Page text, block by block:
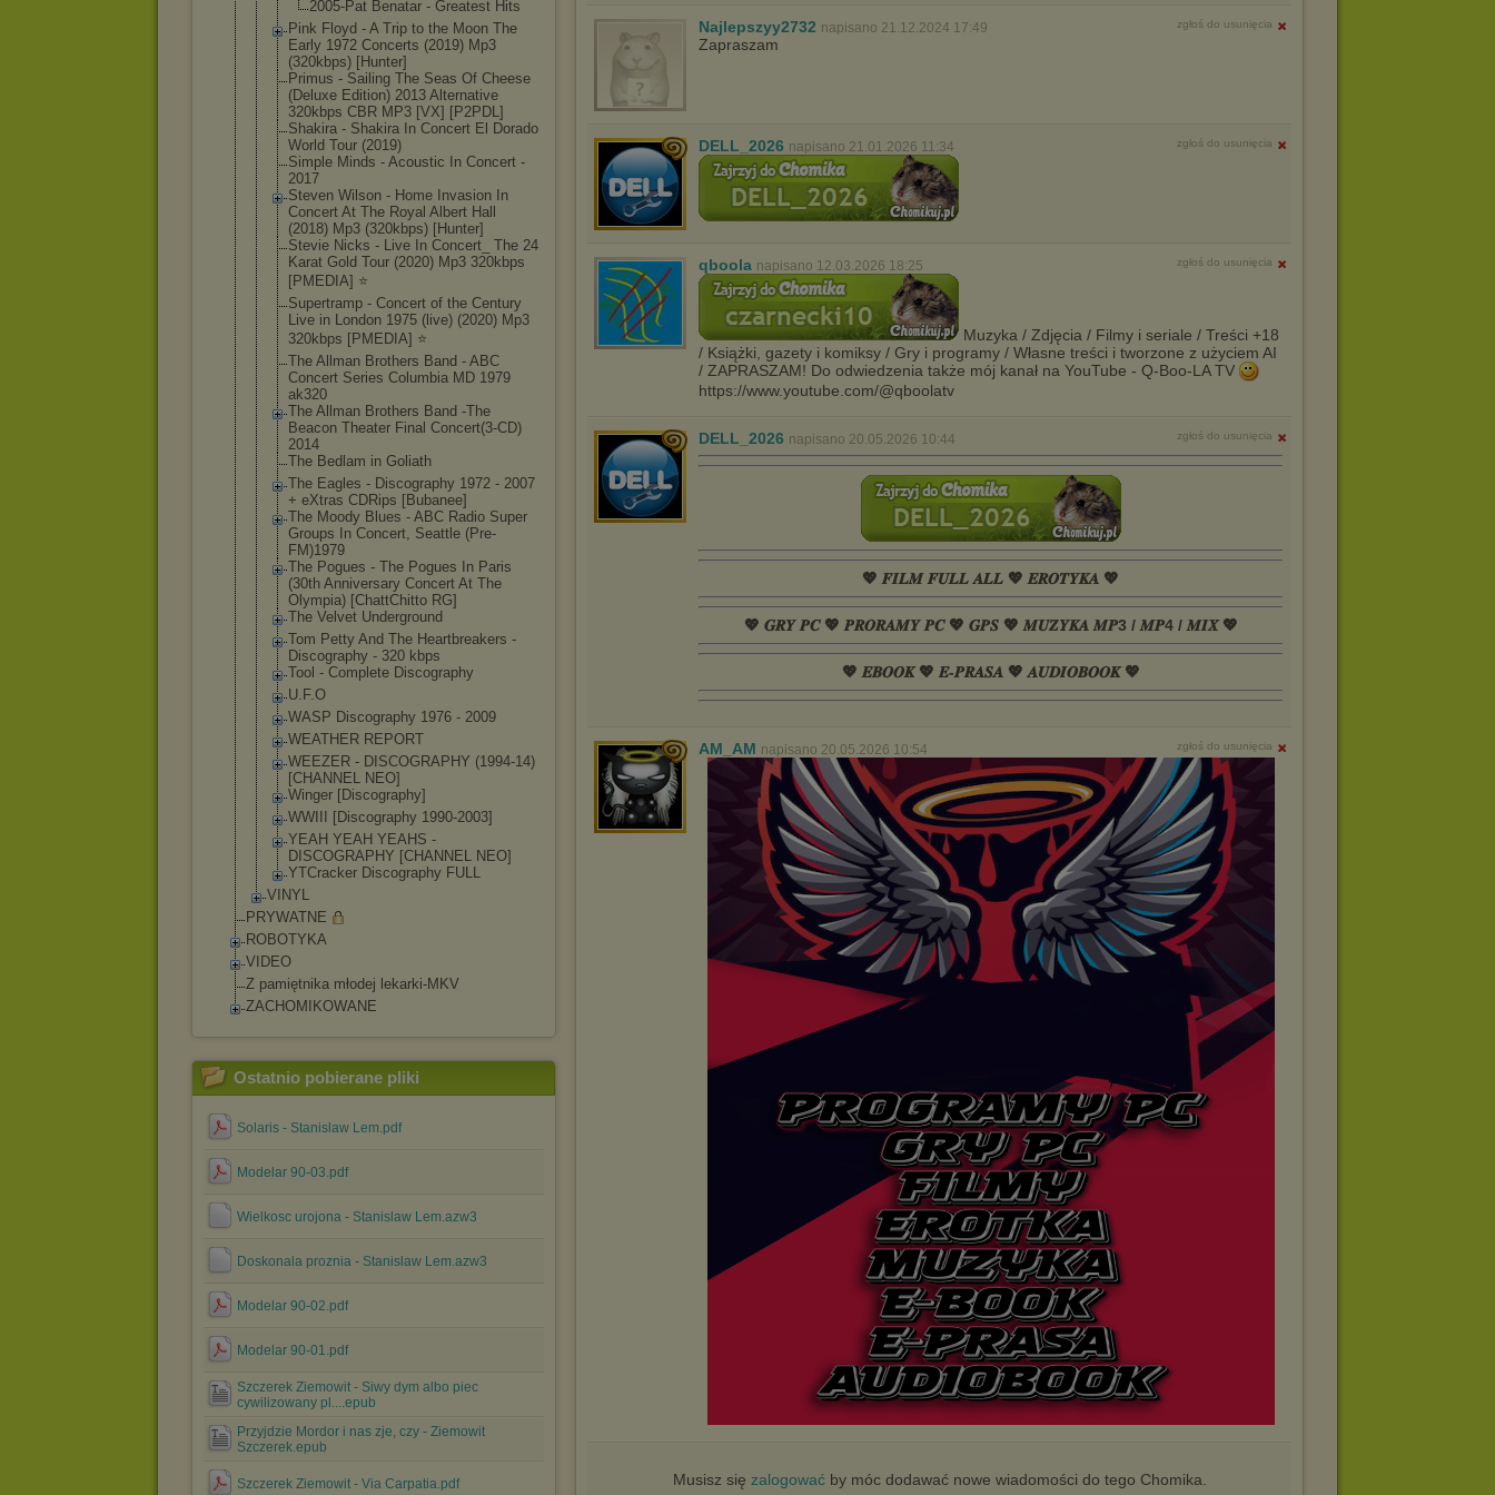
prosimy o opuszczenie serwisu chomikuj.pl.
Wykorzystanie plików cookies
(dostosowanie reklam do Twoich potrzeb, analiza skuteczności działań
Wyrażenie sprzeciwu spowoduje, że wyświetlana Ci reklama nie
będzie dopasowana do Twoich preferencji, a będzie to reklama
wyświetlona przypadkowo.
Istnieje możliwość zmiany ustawień przeglądarki internetowej w
sposób uniemożliwiający przechowywanie plików cookies na
urządzeniu końcowym. Można również usunąć pliki cookies,
dokonując odpowiednich zmian w ustawieniach przeglądarki
internetowej.
Pełną informację na ten temat znajdziesz pod adresem
http://chomikuj.pl/PolitykaPrywatnosci.aspx.
2005-Pat Benatar - Greatest Hits
Pink Floyd - A Trip to the Moon The
Early 1972 Concerts (2019) Mp3
(320kbps) [Hunter]
Primus - Sailing The Seas Of Cheese
(Deluxe Edition) 2013 Alternative
320kbps CBR MP3 [VX] [P2PDL]
Shakira - Shakira In Concert El Dorado
World Tour (2019)
Simple Minds - Acoustic In Concert -
2017
Steven Wilson - Home Invasion In
Concert At The Royal Albert Hall
(2018) Mp3 (320kbps) [Hunter]
Stevie Nicks - Live In Concert_ The 24
Karat Gold Tour (2020) Mp3 320kbps
[PMEDIA] ⭐️
Supertramp - Concert of the Century
Live in London 1975 (live) (2020) Mp3
320kbps [PMEDIA] ⭐️
The Allman Brothers Band - ABC
Concert Series Columbia MD 1979
ak320
The Allman Brothers Band -The
Beacon Theater Final Concert(3-CD)
2014
The Bedlam in Goliath
The Eagles - Discography 1972 - 2007
+ eXtras CDRips [Bubanee]
The Moody Blues - ABC Radio Super
Groups In Concert, Seattle (Pre-
FM)1979
The Pogues - The Pogues In Paris
(30th Anniversary Concert At The
Olympia) [ChattChitto RG]
The Velvet Underground
Tom Petty And The Heartbreakers -
Discography - 320 kbps
Tool - Complete Discography
U.F.O
WASP Discography 1976 - 2009
WEATHER REPORT
WEEZER - DISCOGRAPHY (1994-14)
[CHANNEL NEO]
Winger [Discography]
WWIII [Discography 1990-2003]
YEAH YEAH YEAHS -
DISCOGRAPHY [CHANNEL NEO]
YTCracker Discography FULL
VINYL
PRYWATNE
ROBOTYKA
VIDEO
Z pamiętnika młodej lekarki-MKV
ZACHOMIKOWANE
Ostatnio pobierane pliki
Solaris - Stanislaw Lem.pdf
Modelar 90-03.pdf
Wielkosc urojona - Stanislaw Lem.azw3
Doskonala proznia - Stanislaw Lem.azw3
Modelar 90-02.pdf
Modelar 90-01.pdf
Szczerek Ziemowit - Siwy dym albo piec
cywilizowany pl....epub
Przyjdzie Mordor i nas zje, czy - Ziemowit
Szczerek.epub
Szczerek Ziemowit - Via Carpatia.pdf
Najlepszyy2732 napisano 21.12.2024 17:49 zgłoś do usunięcia
Zapraszam
DELL_2026 napisano 21.01.2026 11:34 zgłoś do usunięcia
qboola napisano 12.03.2026 18:25 zgłoś do usunięcia
Muzyka / Zdjęcia / Filmy i seriale / Treści +18
/ Książki, gazety i komiksy / Gry i programy / Własne treści i tworzone z użyciem AI
/ ZAPRASZAM! Do odwiedzenia także mój kanał na YouTube - Q-Boo-LA TV
https://www.youtube.com/@qboolatv
DELL_2026 napisano 20.05.2026 10:44 zgłoś do usunięcia
💖 𝑭𝑰𝑳𝑴 𝑭𝑼𝑳𝑳 𝑨𝑳𝑳 💖 𝑬𝑹𝑶𝑻𝒀𝑲𝑨 💖
💖 𝑮𝑹𝒀 𝑷𝑪 💖 𝑷𝑹𝑶𝑹𝑨𝑴𝒀 𝑷𝑪 💖 𝑮𝑷𝑺 💖 𝑴𝑼𝒁𝒀𝑲𝑨 𝑴𝑷3 / 𝑴𝑷4 / 𝑴𝑰𝑿 💖
💖 𝑬𝑩𝑶𝑶𝑲 💖 𝑬-𝑷𝑹𝑨𝑺𝑨 💖 𝑨𝑼𝑫𝑰𝑶𝑩𝑶𝑶𝑲 💖
AM_AM napisano 20.05.2026 10:54 zgłoś do usunięcia
Musisz się zalogowaćby móc dodawać nowe wiadomości do tego Chomika.